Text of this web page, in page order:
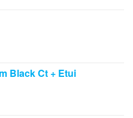
Black Ct + Etui